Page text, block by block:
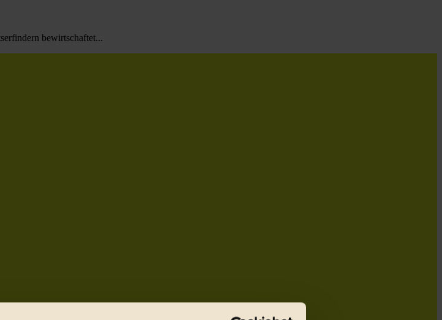
bewirtschaftet...